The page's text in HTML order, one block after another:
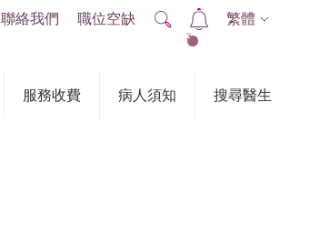
服務收費 病人須知 搜尋醫生
聯絡我們 職位空缺
2
繁體